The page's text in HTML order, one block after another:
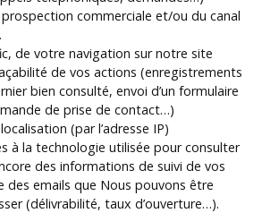
commerciale et/ou du canal
de votre navigation sur notre site
de vos actions (enregistrements
bien consulté, envoi d’un formulaire
de prise de contact…)
(par l’adresse IP)
à la technologie utilisée pour consulter
des informations de suivi de vos
des emails que Nous pouvons être
(délivrabilité, taux d’ouverture…).